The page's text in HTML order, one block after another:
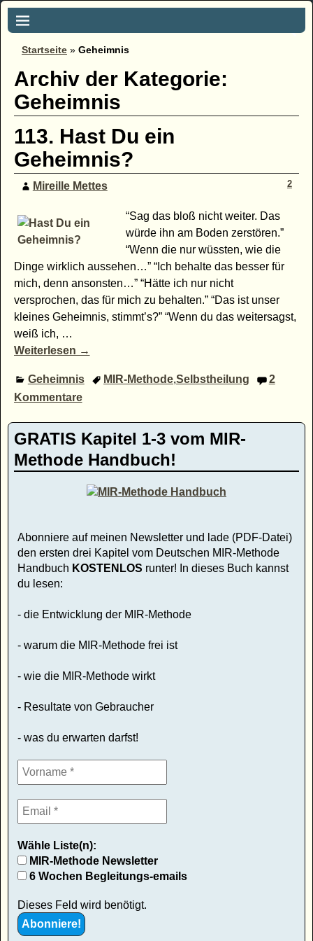
Startseite » Geheimnis
Archiv der Kategorie:
Geheimnis
113. Hast Du ein
Geheimnis?
Mireille Mettes 2
“Sag das bloß nicht weiter. Das
würde ihn am Boden zerstören.”
“Wenn die nur wüssten, wie die
Dinge wirklich aussehen…” “Ich behalte das besser für
mich, denn ansonsten…” “Hätte ich nur nicht
versprochen, das für mich zu behalten.” “Das ist unser
kleines Geheimnis, stimmt’s?” “Wenn du das weitersagst,
weiß ich, …
Weiterlesen →
Geheimnis MIR-Methode,Selbstheilung
2
Kommentare
GRATIS Kapitel 1-3 vom MIR-
Methode Handbuch!
Abonniere auf meinen Newsletter und lade (PDF-Datei)
den ersten drei Kapitel vom Deutschen MIR-Methode
Handbuch KOSTENLOS runter! In dieses Buch kannst
du lesen:
- die Entwicklung der MIR-Methode
- warum die MIR-Methode frei ist
- wie die MIR-Methode wirkt
- Resultate von Gebraucher
- was du erwarten darfst!
Wähle Liste(n):
MIR-Methode Newsletter
6 Wochen Begleitungs-emails
Dieses Feld wird benötigt.